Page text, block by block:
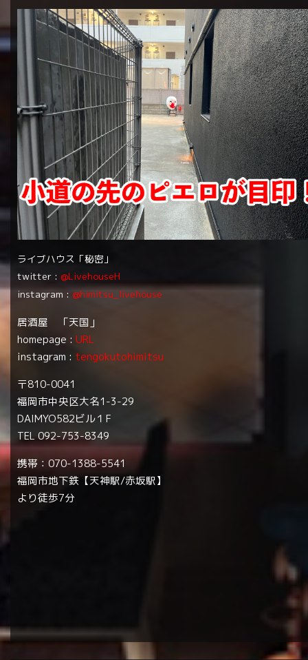
ライブハウス「秘密」
twitter : @LivehouseH
instagram : @himitsu_livehouse
居酒屋 「天国」
homepage : URL
instagram : tengokutohimitsu
〒810-0041
福岡市中央区大名1-3-29
DAIMYO582ビル１F
TEL 092-753-8349
携帯：070-1388-5541
福岡市地下鉄【天神駅/赤坂駅】
より徒歩7分